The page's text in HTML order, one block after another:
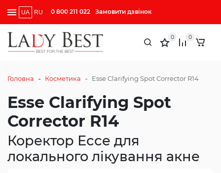
UA RU 0 800 211 022 Замовити дзвінок
0 0
Головна - Косметика - Esse Clarifying Spot Corrector R14
Esse Clarifying Spot
Corrector R14
Коректор Ессе для
локального лікування акне